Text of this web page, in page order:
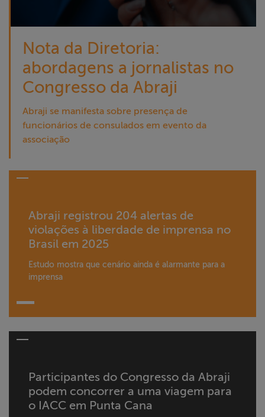
Nota da Diretoria:
abordagens a jornalistas no
Congresso da Abraji
Abraji se manifesta sobre presença de
funcionários de consulados em evento da
associação
Abraji registrou 204 alertas de
violações à liberdade de imprensa no
Brasil em 2025
Estudo mostra que cenário ainda é alarmante para a
imprensa
Participantes do Congresso da Abraji
podem concorrer a uma viagem para
o IACC em Punta Cana